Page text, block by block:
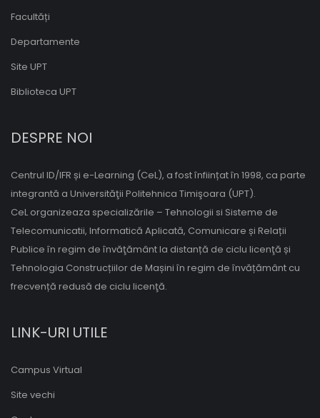
Facultăți
Departamente
Site UPT
Biblioteca UPT
DESPRE NOI
Centrul ID/IFR și e-Learning (CeL), a fost înființat în 1998, ca parte
integrantă a Universităţii Politehnica Timişoara (UPT).
CeL organizeaza specializările – Tehnologii si Sisteme de
Telecomunicatii, Informatică Aplicată, Comunicare și Relații
Publice în regim de învăţământ la distanță de ciclu licenţă și
Tehnologia Construcțiilor de Mașini în regim de învățământ cu
frecvență redusă de ciclu licenţă.
LINK-URI UTILE
Campus Virtual
Site vechi